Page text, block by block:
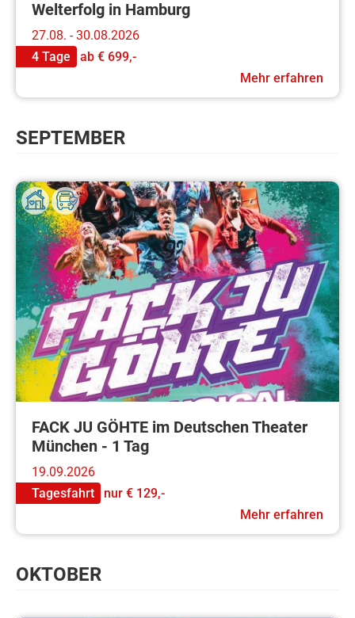
Welterfolg in Hamburg
27.08. - 30.08.2026
4 Tage
ab € 699,-
Mehr erfahren
SEPTEMBER
FACK JU GÖHTE im Deutschen Theater
München - 1 Tag
19.09.2026
Tagesfahrt
nur € 129,-
Mehr erfahren
OKTOBER